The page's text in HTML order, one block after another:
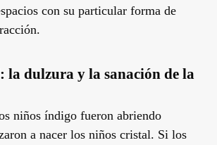
con su particular forma de
la dulzura y la sanación de la
niños índigo fueron abriendo
a nacer los niños cristal. Si los